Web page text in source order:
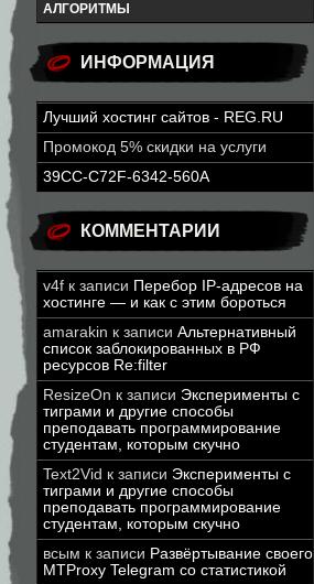
АЛГОРИТМЫ
ИНФОРМАЦИЯ
Лучший хостинг сайтов - REG.RU
Промокод 5% скидки на услуги
39CC-C72F-6342-560A
КОММЕНТАРИИ
v4f к записи Перебор IP-адресов на
хостинге — и как с этим бороться
amarakin к записи Альтернативный
список заблокированных в РФ
ресурсов Re:filter
ResizeOn к записи Эксперименты с
тиграми и другие способы
преподавать программирование
студентам, которым скучно
Text2Vid к записи Эксперименты с
тиграми и другие способы
преподавать программирование
студентам, которым скучно
всым к записи Развёртывание своего
MTProxy Telegram со статистикой